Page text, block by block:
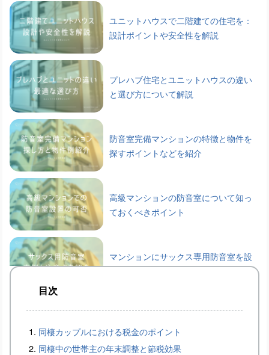
ユニットハウスで二階建ての住宅を：
設計ポイントや安全性を解説
プレハブ住宅とユニットハウスの違い
と選び方について解説
防音室完備マンションの特徴と物件を
探すポイントなどを紹介
高級マンションの防音室について知っ
ておくべきポイント
マンションにサックス専用防音室を設
置するメリットと条件
マンション防音室効果：マンションで
の生活に必須な遮音技術とは
目次
同棲カップルにおける税金のポイント
同棲中の世帯主の年末調整と節税効果